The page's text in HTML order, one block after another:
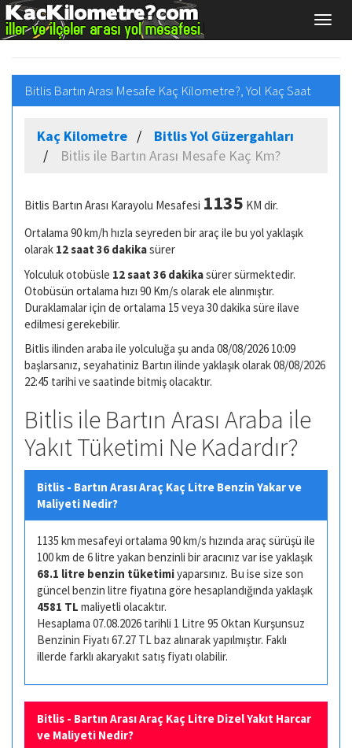
Bitlis Bartın Arası Mesafe Kaç Kilometre?, Yol Kaç Saat
Kaç Kilometre
Bitlis Yol Güzergahları
Bitlis ile Bartın Arası Mesafe Kaç Km?
Bitlis Bartın Arası Karayolu Mesafesi 1135 KM dir.
Ortalama 90 km/h hızla seyreden bir araç ile bu yol yaklaşık
olarak 12 saat 36 dakikasürer
Yolculuk otobüsle 12 saat 36 dakikasürer sürmektedir.
Otobüsün ortalama hızı 90 Km/s olarak ele alınmıştır.
Duraklamalar için de ortalama 15 veya 30 dakika süre ilave
edilmesi gerekebilir.
Bitlis ilinden araba ile yolculuğa şu anda 08/08/2026 10:09
başlarsanız, seyahatiniz Bartın ilinde yaklaşık olarak 08/08/2026
22:45 tarihi ve saatinde bitmiş olacaktır.
Bitlis ile Bartın Arası Araba ile
Yakıt Tüketimi Ne Kadardır?
Bitlis - Bartın Arası Araç Kaç Litre Benzin Yakar ve
Maliyeti Nedir?
1135 km mesafeyi ortalama 90 km/s hızında araç sürüşü ile
100 km de 6 litre yakan benzinli bir aracınız var ise yaklaşık
68.1 litre benzin tüketimiyaparsınız. Bu ise size son
güncel benzin litre fiyatına göre hesaplandığında yaklaşık
4581 TL maliyetli olacaktır.
Hesaplama 07.08.2026 tarihli 1 Litre 95 Oktan Kurşunsuz
Benzinin Fiyatı 67.27 TL baz alınarak yapılmıştır. Faklı
illerde farklı akaryakıt satış fiyatı olabilir.
Bitlis - Bartın Arası Araç Kaç Litre Dizel Yakıt Harcar
ve Maliyeti Nedir?